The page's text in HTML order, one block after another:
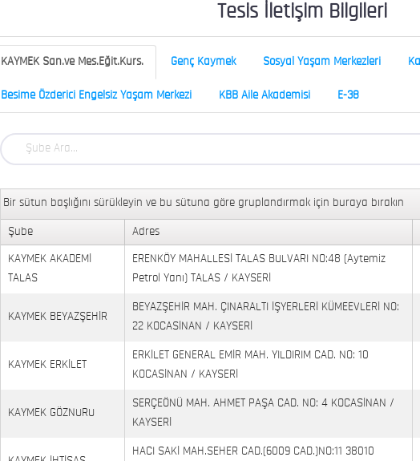
Tesis İletişim Bilgileri
KAYMEK San.ve Mes.Eğit.Kurs. Genç Kaymek Sosyal Yaşam Merkezleri
Besime Özderici Engelsiz Yaşam Merkezi KBB Aile Akademisi E-38
Bir sütun başlığını sürükleyin ve bu sütuna göre gruplandırmak için buraya bırakın
Şube Adres
KAYMEK AKADEMİ
TALAS
ERENKÖY MAHALLESİ TALAS BULVARI NO:48 (Aytemiz
Petrol Yanı) TALAS / KAYSERİ
KAYMEK BEYAZŞEHİR
BEYAZŞEHİR MAH. ÇINARALTI İŞYERLERİ KÜMEEVLERİ NO:
22 KOCASİNAN / KAYSERİ
KAYMEK ERKİLET
ERKİLET GENERAL EMİR MAH. YILDIRIM CAD. NO: 10
KOCASİNAN / KAYSERİ
KAYMEK GÖZNURU
SERÇEÖNÜ MAH. AHMET PAŞA CAD. NO: 4 KOCASİNAN /
KAYSERİ
HACI SAKİ MAH.SEHER CAD.(6009 CAD.)NO:11 38010